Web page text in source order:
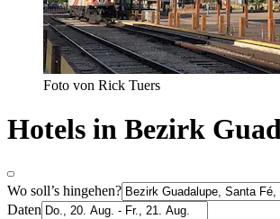
Foto von Rick Tuers
Hotels in Bezirk
Wo soll’s hingehen?
Daten